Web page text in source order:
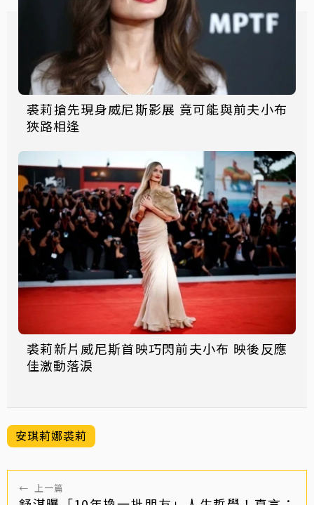
裘莉搶先現身威尼斯影展 竟可能與前夫小布
狹路相逢
裘莉新片威尼斯首映巧閃前夫小布 映後反應
佳激動落淚
安琪莉娜裘莉
← 上一篇